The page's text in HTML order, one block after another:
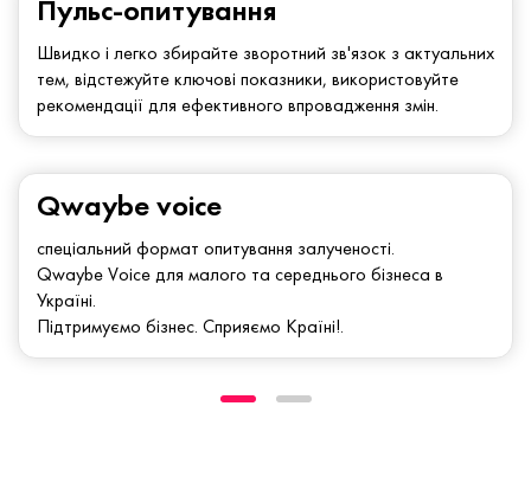
Qwaybe voice
спеціальний формат опитування залученості.
Qwaybe Voice для малого та середнього бізнеса в
Україні.
Підтримуємо бізнес. Сприяємо Країні!.
Пульс-опитування
Швидко і легко збирайте зворотний зв'язок з актуальних
тем, відстежуйте ключові показники, використовуйте
рекомендації для ефективного впровадження змін.